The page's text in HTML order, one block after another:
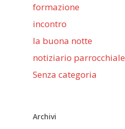
formazione
incontro
la buona notte
notiziario parrocchiale
Senza categoria
Archivi